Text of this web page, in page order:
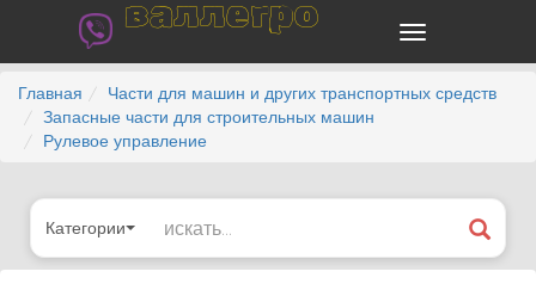
валлегро
Главная
Части для машин и других транспортных средств
Запасные части для строительных машин
Рулевое управление
Категории